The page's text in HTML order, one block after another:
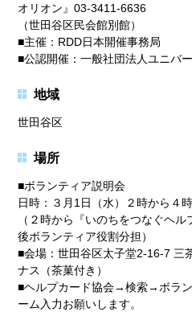
オリオン』03-3411-6636
（世田谷区民会館別館）
■主催：RDD日本開催事務局
■公認開催：一般社団法人ユニバ
地域
世田谷区
場所
■ボランティア説明会
日時：３月1日（水）２時から４時
（２時から『いのちをつなぐヘ
後ボランティア役割分担）
■会場：世田谷区太子堂2-16-7 三
ナス（茶菓付き）
■ヘルプカード協会→検索→ボラ
ーム入力お願いします。